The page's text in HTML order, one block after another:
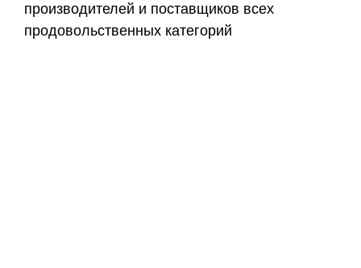
производителей и поставщиков всех
продовольственных категорий